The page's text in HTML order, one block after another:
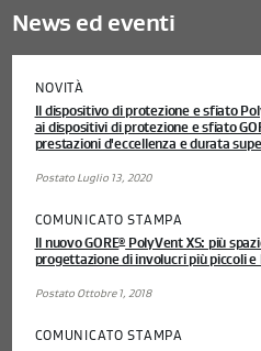
News ed eventi
NOVITÀ
Il dispositivo di protezione e sfiato
ai dispositivi di protezione e sfiato
prestazioni d'eccellenza e durata
Postato Luglio 13, 2020
COMUNICATO STAMPA
Il nuovo GORE®PolyVent XS: più
progettazione di involucri più piccoli e
Postato Ottobre 1, 2018
COMUNICATO STAMPA